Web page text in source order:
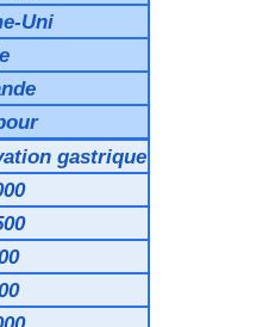
Uni
gastrique